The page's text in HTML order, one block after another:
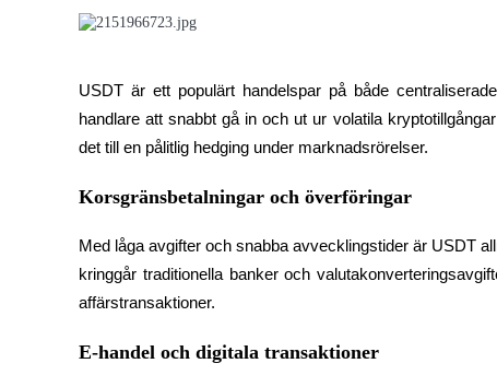
Utsättning
Hög avkastning och omedelbar tillgång
Launchpool
USDT är ett populärt handelspar på både
handlare att snabbt gå in och ut ur volatila
det till en pålitlig hedging under marknadsrörelser.
Korsgränsbetalningar och överföringar
Med låga avgifter och snabba avvecklingstider är USDT
kringgår traditionella banker och
affärstransaktioner.
E-handel och digitala transaktioner